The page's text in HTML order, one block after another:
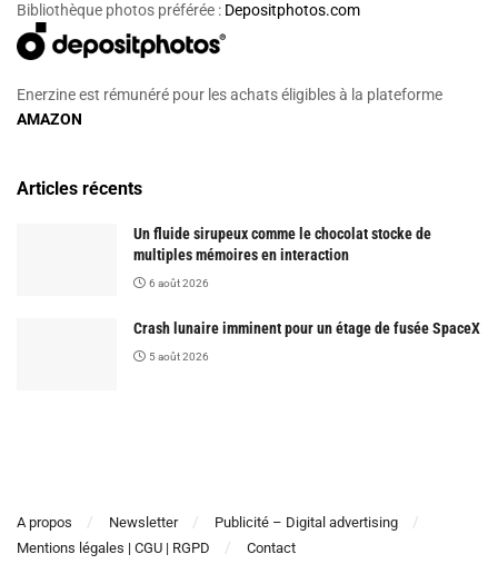
Bibliothèque photos préférée : Depositphotos.com
Enerzine est rémunéré pour les achats éligibles à la plateforme
AMAZON
Articles récents
Un fluide sirupeux comme le chocolat stocke de
multiples mémoires en interaction
6 août 2026
Crash lunaire imminent pour un étage de fusée SpaceX
5 août 2026
A propos Newsletter
Publicité – Digital advertising
Mentions légales | CGU | RGPD
Contact